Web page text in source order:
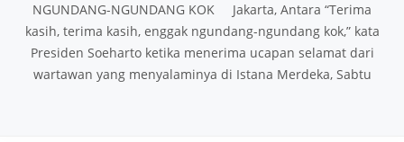
NGUNDANG-NGUNDANG KOK Jakarta, Antara “Terima
kasih, terima kasih, enggak ngundang-ngundang kok,” kata
Presiden Soeharto ketika menerima ucapan selamat dari
wartawan yang menyalaminya di Istana Merdeka, Sabtu